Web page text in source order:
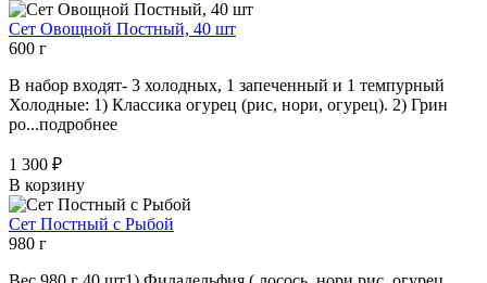
Сет Овощной Постный, 40 шт
600 г
В набор входят- 3 холодных, 1 запеченный и 1 темпурный
Холодные: 1) Классика огурец (рис, нори, огурец). 2) Грин
ро...подробнее
1 300 ₽
В корзину
Сет Постный с Рыбой
980 г